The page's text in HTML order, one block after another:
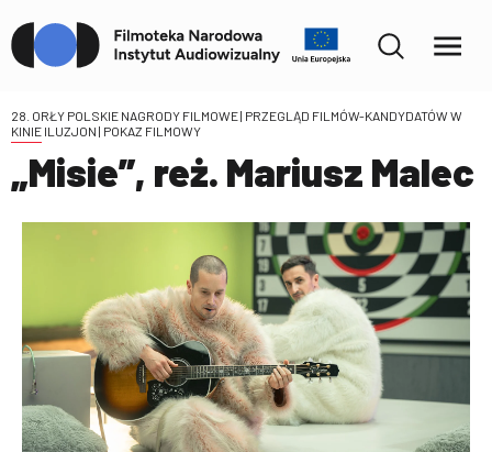
28. ORŁY POLSKIE NAGRODY FILMOWE | PRZEGLĄD FILMÓW-KANDYDATÓW W
KINIE ILUZJON | POKAZ FILMOWY
„Misie”, reż. Mariusz Malec